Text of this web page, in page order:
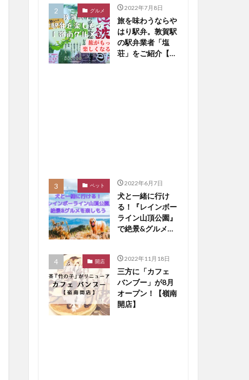
グルメ 2022年7月8日
旅を味わうならや
はり駅弁。敦賀駅
の駅弁業者「塩
荘」をご紹介【嶺
ペット 2022年6月7日
犬と一緒に行け
る！『レインボー
ライン山頂公園』
で絶景&グルメを
開店 2022年11月18日
三方に「カフェ
バンブー」が8月
オープン！【嶺南
開店】